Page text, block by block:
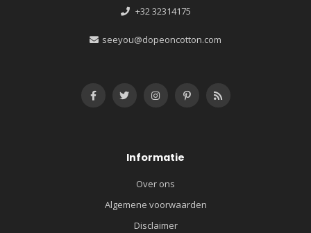
+32 32314175
seeyou@dopeoncotton.com
Informatie
Over ons
Algemene voorwaarden
Disclaimer